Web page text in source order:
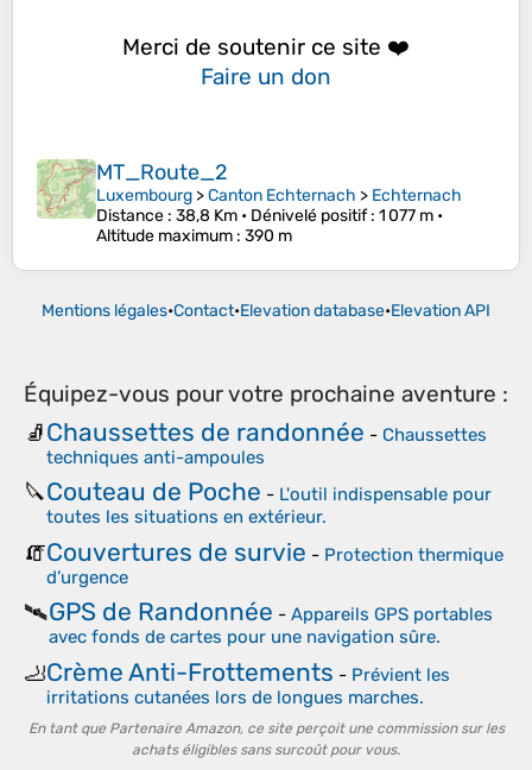
Merci de soutenir ce site ❤️
Faire un don
MT_Route_2
Luxembourg >Canton Echternach > Echternach
Distance : 38,8 Km • Dénivelé positif: 1 077 m •
Altitude maximum : 390 m
Mentions légales•Contact•Elevation database•Elevation API
Équipez-vous pour votre prochaine aventure :
🧦Chaussettes de randonnée - Chaussettes
techniques anti-ampoules
🔪Couteau de Poche - L'outil indispensable pour
toutes les situations en extérieur.
🧯Couvertures de survie - Protection thermique
d’urgence
🛰️GPS de Randonnée - Appareils GPS portables
avec fonds de cartes pour une navigation sûre.
🦶Crème Anti-Frottements - Prévient les
irritations cutanées lors de longues marches.
En tant que Partenaire Amazon, ce site perçoit une commission sur les
achats éligibles sans surcoût pour vous.